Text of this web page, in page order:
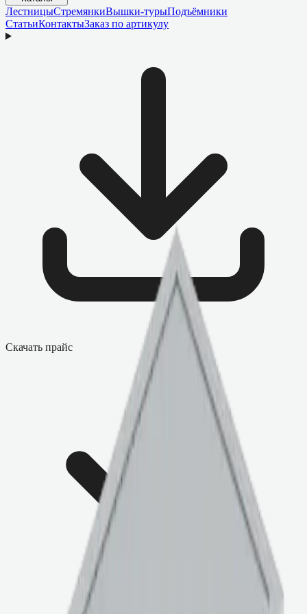
ЛестницыСтремянкиВышки-турыПодъёмники
СтатьиКонтактыЗаказ по артикулу
Скачать прайс